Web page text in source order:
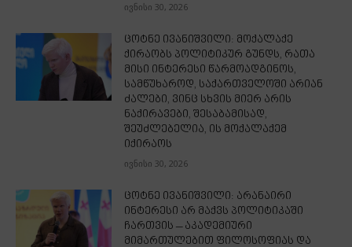
ივნისი 30, 2026
ცოტნე ივანიშვილი: მოქალაქე
ქირაობს პოლიტიკურ გუნდს, რათა
მისი ინტერესი წარმოადგინოს,
სამწუხაროდ, საქართველოში არიან
ძალები, ვინც სხვის მიერ არის
ნაქირავები, შესაბამისად,
შეუძლებელია, ის მოქალაქემ
იქირაოს
ივნისი 30, 2026
ცოტნე ივანიშვილი: არანაირი
ინტერესი არ მაქვს პოლიტიკაში
ჩართვის – აკადემიური
მიმართულებით ფილოსოფიას და